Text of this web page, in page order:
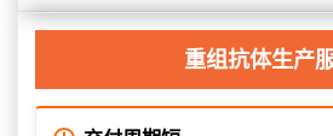
重组抗体生产